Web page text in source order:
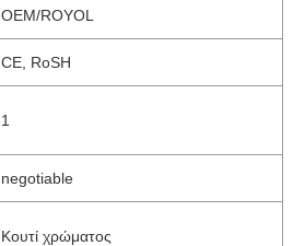
OEM/ROYOL
CE, RoSH
1
negotiable
Κουτί χρώματος